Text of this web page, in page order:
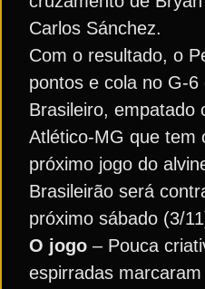
Carlos Sánchez.
Com o resultado, o
pontos e cola no G-
Brasileiro, empatado
Atlético-MG que tem
próximo jogo do
Brasileirão será
próximo sábado (3/
O jogo – Pouca
espirradas